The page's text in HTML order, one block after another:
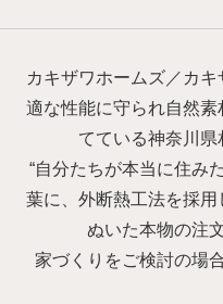
カキザワホームズ／カ
適な性能に守られ自然
てている神奈川県
“自分たちが本当に住み
葉に、外断熱工法を採用
ぬいた本物の注
家づくりをご検討の場